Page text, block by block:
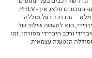
חשמליים מלאים ושל רכבים חשמליים היברידיים- המכונים פלאג אין - PHEV
– זהו רכב בעל סוללה
הוא למעשה שילוב של
ורכב היברידי מסורתי, זהו
הנטענת עצמאית.